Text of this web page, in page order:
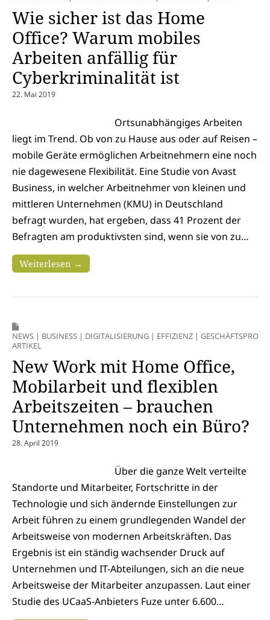
Wie sicher ist das Home
Office? Warum mobiles
Arbeiten anfällig für
Cyberkriminalität ist
22. Mai 2019
Ortsunabhängiges Arbeiten
liegt im Trend. Ob von zu Hause aus oder auf Reisen –
mobile Geräte ermöglichen Arbeitnehmern eine noch
nie dagewesene Flexibilität. Eine Studie von Avast
Business, in welcher Arbeitnehmer von kleinen und
mittleren Unternehmen (KMU) in Deutschland
befragt wurden, hat ergeben, dass 41 Prozent der
Befragten am produktivsten sind, wenn sie von zu…
Weiterlesen →
NEWS | BUSINESS | DIGITALISIERUNG | EFFIZIENZ |
ARTIKEL
New Work mit Home Office,
Mobilarbeit und flexiblen
Arbeitszeiten – brauchen
Unternehmen noch ein Büro?
28. April 2019
Über die ganze Welt verteilte
Standorte und Mitarbeiter, Fortschritte in der
Technologie und sich ändernde Einstellungen zur
Arbeit führen zu einem grundlegenden Wandel der
Arbeitsweise von modernen Arbeitskräften. Das
Ergebnis ist ein ständig wachsender Druck auf
Unternehmen und IT-Abteilungen, sich an die neue
Arbeitsweise der Mitarbeiter anzupassen. Laut einer
Studie des UCaaS-Anbieters Fuze unter 6.600…